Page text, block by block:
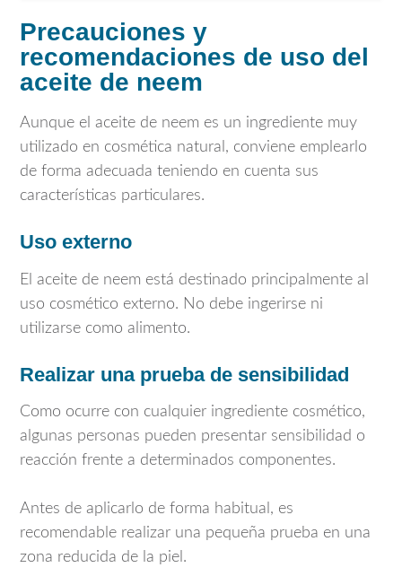
Precauciones y
recomendaciones de uso del
aceite de neem
Aunque el aceite de neem es un ingrediente muy
utilizado en cosmética natural, conviene emplearlo
de forma adecuada teniendo en cuenta sus
características particulares.
Uso externo
El aceite de neem está destinado principalmente al
uso cosmético externo. No debe ingerirse ni
utilizarse como alimento.
Realizar una prueba de sensibilidad
Como ocurre con cualquier ingrediente cosmético,
algunas personas pueden presentar sensibilidad o
reacción frente a determinados componentes.
Antes de aplicarlo de forma habitual, es
recomendable realizar una pequeña prueba en una
zona reducida de la piel.